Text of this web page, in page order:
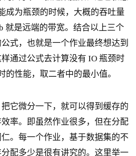
成为瓶颈的时候，大概的吞吐量
就是远端的带宽。结合以上三个
式，也就是一个作业最终想达到
通过公式去计算没有 IO 瓶颈时
的性能，取二者中的最小值。
它微分一下，就可以得到缓存的
率。即虽然作业很多，但在分配
。每一个作业，基于数据集的不
配多少是很有讲究的。这里举一